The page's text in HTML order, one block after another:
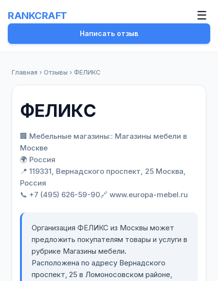
RANKCRAFT ☰
Написать отзыв
Главная › Отзывы › ФЕЛИКС
ФЕЛИКС
🏢 Мебельные магазины:: Магазины мебели в
Москве
🌍 Россия
📍 119331, Вернадского проспект, 25 Москва,
Россия
📞 +7 (495) 626-59-90🔗 www.europa-mebel.ru
Организация ФЕЛИКС из Москвы может
предложить покупателям товары и услуги в
рубрике Магазины мебели.
Расположена по адресу Вернадского
проспект, 25 в Ломоносовском районе,